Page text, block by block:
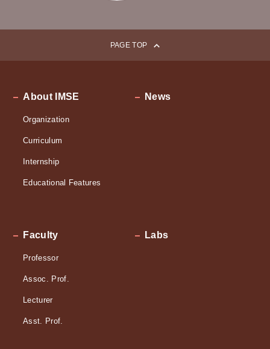
ン
PAGE TOP
About IMSE
Organization
Curriculum
Internship
Educational Features
News
Faculty
Professor
Assoc. Prof.
Lecturer
Asst. Prof.
Labs